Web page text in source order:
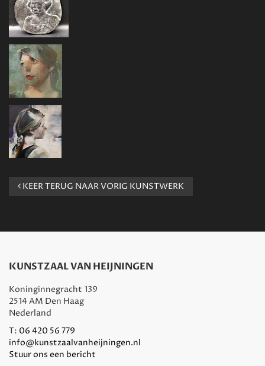
KEER TERUG NAAR VORIG KUNSTWERK
KUNSTZAAL VAN HEIJNINGEN
Koninginnegracht 139
2514 AM Den Haag
Nederland
T: 06 420 56 779
info@kunstzaalvanheijningen.nl
Stuur ons een bericht